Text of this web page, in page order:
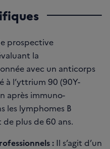
prospective
la
avec un anticorps
à l’yttrium 90 (90Y-
après immuno-
les lymphomes B
de plus de 60 ans.
: Il s’agit d’un